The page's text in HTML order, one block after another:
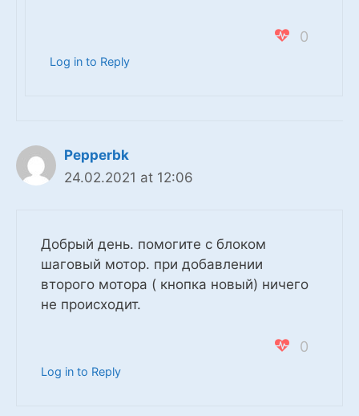
0
Log in to Reply
Pepperbk
24.02.2021 at 12:06
Добрый день. помогите с блоком
шаговый мотор. при добавлении
второго мотора ( кнопка новый) ничего
не происходит.
0
Log in to Reply